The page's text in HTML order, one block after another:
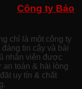
Công ty Bảo
chỉ là một công ty
tin cậy và bài
nhân viên được
an toàn & hài lòng
uy tín & chất